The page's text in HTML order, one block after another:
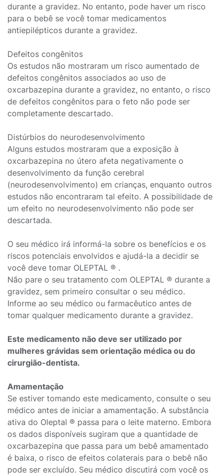
durante a gravidez. No entanto, pode haver um risco
para o bebê se você tomar medicamentos
antiepilépticos durante a gravidez.
Defeitos congênitos
Os estudos não mostraram um risco aumentado de
defeitos congênitos associados ao uso de
oxcarbazepina durante a gravidez, no entanto, o risco
de defeitos congênitos para o feto não pode ser
completamente descartado.
Distúrbios do neurodesenvolvimento
Alguns estudos mostraram que a exposição à
oxcarbazepina no útero afeta negativamente o
desenvolvimento da função cerebral
(neurodesenvolvimento) em crianças, enquanto outros
estudos não encontraram tal efeito. A possibilidade de
um efeito no neurodesenvolvimento não pode ser
descartada.
O seu médico irá informá-la sobre os benefícios e os
riscos potenciais envolvidos e ajudá-la a decidir se
você deve tomar OLEPTAL ® .
Não pare o seu tratamento com OLEPTAL ® durante a
gravidez, sem primeiro consultar o seu médico.
Informe ao seu médico ou farmacêutico antes de
tomar qualquer medicamento durante a gravidez.
Este medicamento não deve ser utilizado por
mulheres grávidas sem orientação médica ou do
cirurgião-dentista.
Amamentação
Se estiver tomando este medicamento, consulte o seu
médico antes de iniciar a amamentação. A substância
ativa do Oleptal ® passa para o leite materno. Embora
os dados disponíveis sugiram que a quantidade de
oxcarbazepina que passa para um bebê amamentado
é baixa, o risco de efeitos colaterais para o bebê não
pode ser excluído. Seu médico discutirá com você os